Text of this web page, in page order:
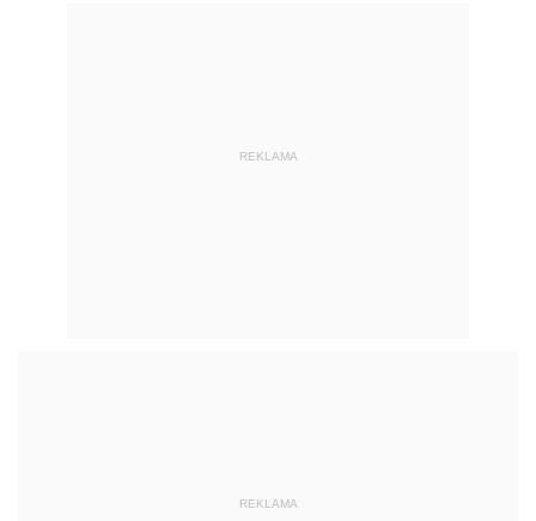
REKLAMA
REKLAMA